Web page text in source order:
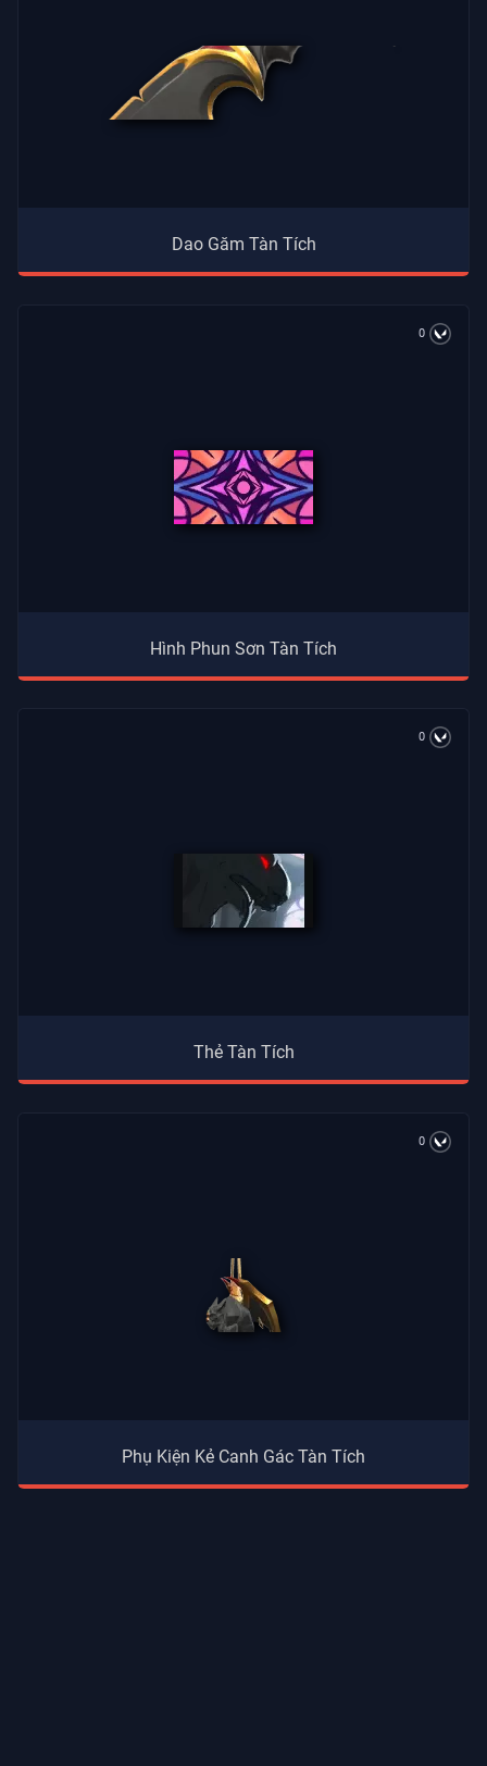
Dao Găm Tàn Tích
0
Hình Phun Sơn Tàn Tích
0
Thẻ Tàn Tích
0
Phụ Kiện Kẻ Canh Gác Tàn Tích